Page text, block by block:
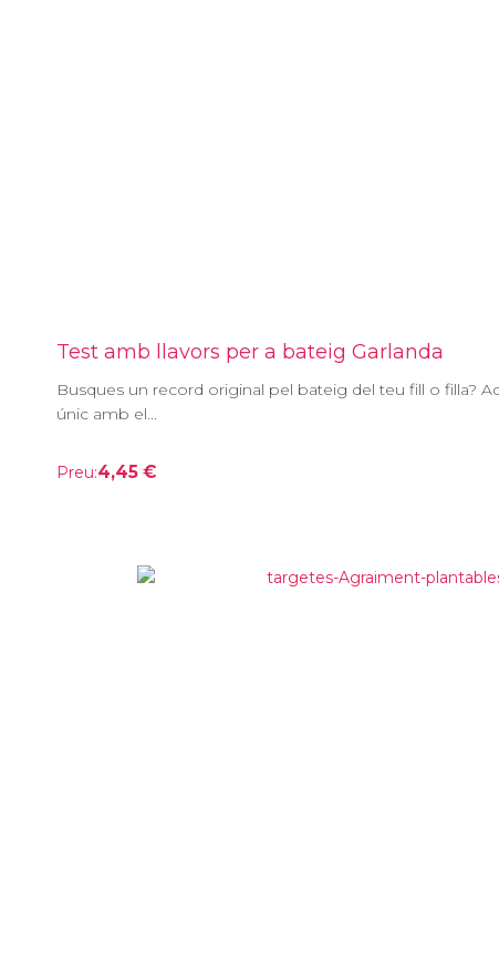
Test amb llavors per a bateig Garlanda
Busques un record original pel bateig del teu fill o filla?
únic amb el...
Preu:4,45 €